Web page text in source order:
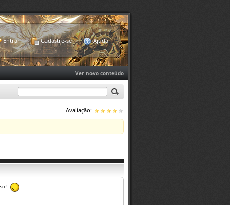
Entrar Cadastre-se Ajuda
Ver novo conteúdo
Avaliação: